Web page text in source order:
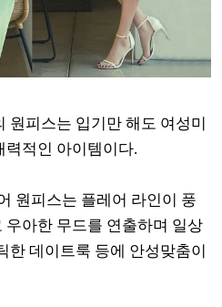
원피스는 입기만 해도 여성미
력적인 아이템이다.
원피스는 플레어 라인이 풍
아한 무드를 연출하며 일상
한 데이트룩 등에 안성맞춤이